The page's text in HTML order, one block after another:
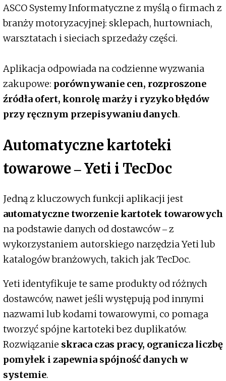
ASCO Systemy Informatyczne z myślą o firmach z
branży motoryzacyjnej: sklepach, hurtowniach,
warsztatach i sieciach sprzedaży części.
Aplikacja odpowiada na codzienne wyzwania
zakupowe: porównywanie cen, rozproszone
źródła ofert, konrolę marży i ryzyko błędów
przy ręcznym przepisywaniu danych.
Automatyczne kartoteki
towarowe ‒ Yeti i TecDoc
Jedną z kluczowych funkcji aplikacji jest
automatyczne tworzenie kartotek towarowych
na podstawie danych od dostawców ‒ z
wykorzystaniem autorskiego narzędzia Yeti lub
katalogów branżowych, takich jak TecDoc.
Yeti identyfikuje te same produkty od różnych
dostawców, nawet jeśli występują pod innymi
nazwami lub kodami towarowymi, co pomaga
tworzyć spójne kartoteki bez duplikatów.
Rozwiązanie skraca czas pracy, ogranicza liczbę
pomyłek i zapewnia spójność danych w
systemie.